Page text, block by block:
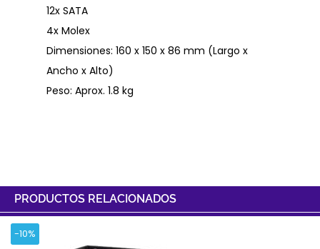
12x SATA
4x Molex
Dimensiones: 160 x 150 x 86 mm (Largo x
Ancho x Alto)
Peso: Aprox. 1.8 kg
PRODUCTOS RELACIONADOS
-10%